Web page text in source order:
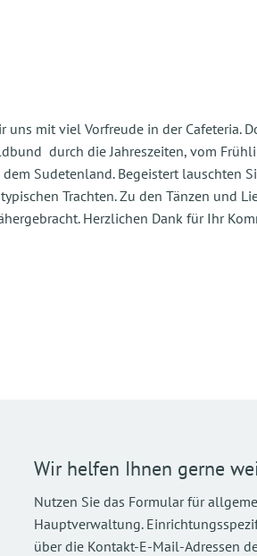
uns mit viel Vorfreude in der Cafeteria.
durch die Jahreszeiten, vom
Sudetenland. Begeistert lauschten
Trachten. Zu den Tänzen und
Herzlichen Dank für Ihr
Wir helfen Ihnen gerne
Nutzen Sie das Formular für
Hauptverwaltung.
über die Kontakt-E-Mail-Adressen